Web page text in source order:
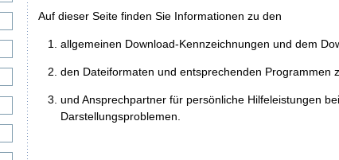
Auf dieser Seite finden Sie Informationen zu den
allgemeinen Download-Kennzeichnungen und dem
den Dateiformaten und entsprechenden Programmen
und Ansprechpartner für persönliche Hilfeleistungen
Darstellungsproblemen.